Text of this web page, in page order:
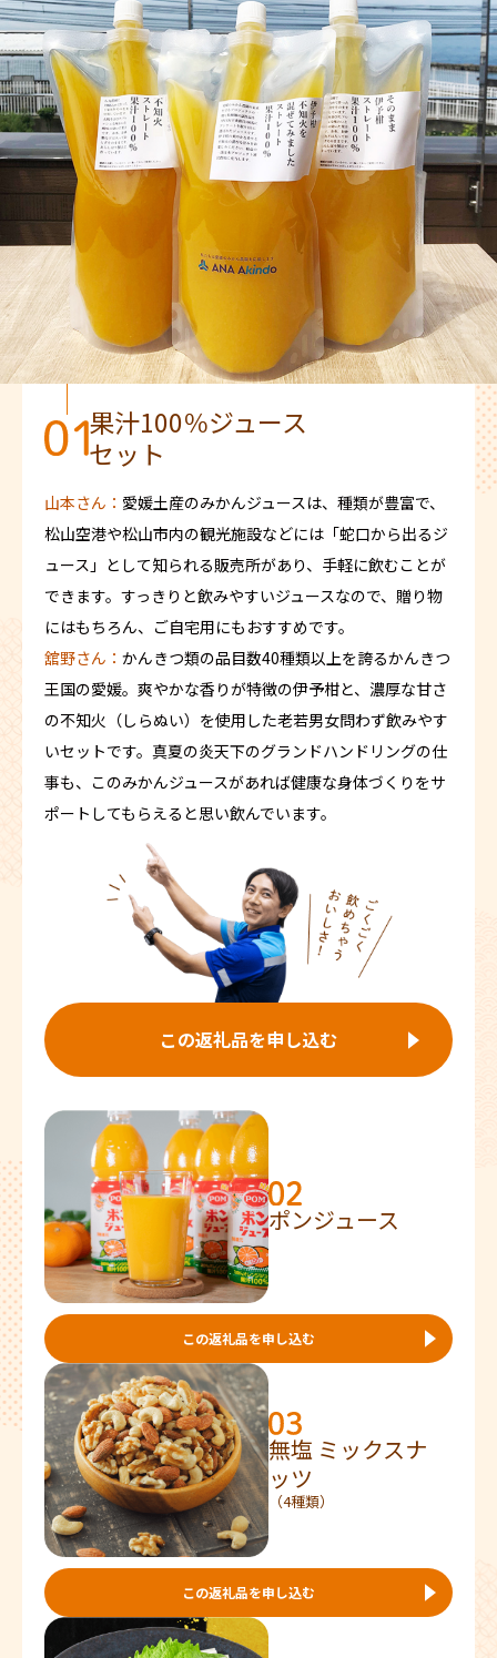
果汁100％ジュース
セット
山本さん： 愛媛土産のみかんジュースは、種類が豊富で、
松山空港や松山市内の観光施設などには「蛇口から出るジ
ュース」として知られる販売所があり、手軽に飲むことが
できます。すっきりと飲みやすいジュースなので、贈り物
にはもちろん、ご自宅用にもおすすめです。
舘野さん： かんきつ類の品目数40種類以上を誇るかんきつ
王国の愛媛。爽やかな香りが特徴の伊予柑と、濃厚な甘さ
の不知火（しらぬい）を使用した老若男女問わず飲みやす
いセットです。真夏の炎天下のグランドハンドリングの仕
事も、このみかんジュースがあれば健康な身体づくりをサ
ポートしてもらえると思い飲んでいます。
この返礼品を申し込む
ポンジュース
この返礼品を申し込む
無塩 ミックスナ
ッツ
（4種類）
この返礼品を申し込む